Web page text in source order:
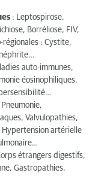
: Leptospirose,
Borréliose, FIV,
régionales : Cystite,
auto-immunes,
éosinophiliques,
Pneumonie,
Valvulopathies,
Hypertension artérielle
étrangers digestifs,
Gastropathies,